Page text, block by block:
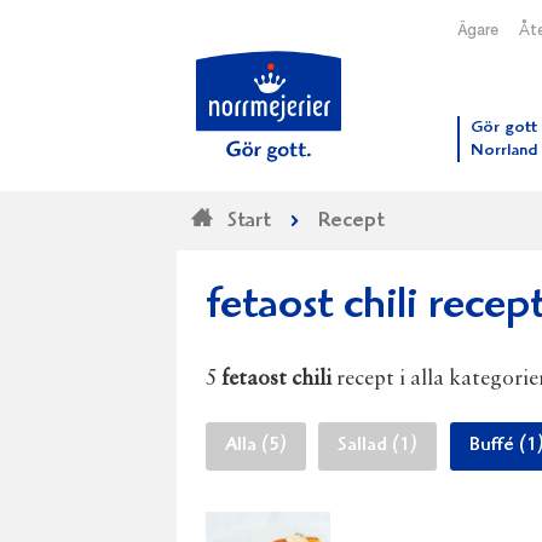
Ägare
Gör gott
Norrland
Start Recept
fetaost chili
5 fetaost chilirecept i alla
Alla (5) Sallad (1) Buffé (1)